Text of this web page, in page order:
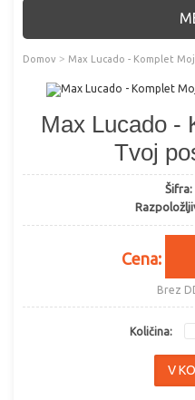
Domov > Max Lucado - Komplet
Max Lucado -
Tvoj
Šifra:
Cena:
Brez
Količina: